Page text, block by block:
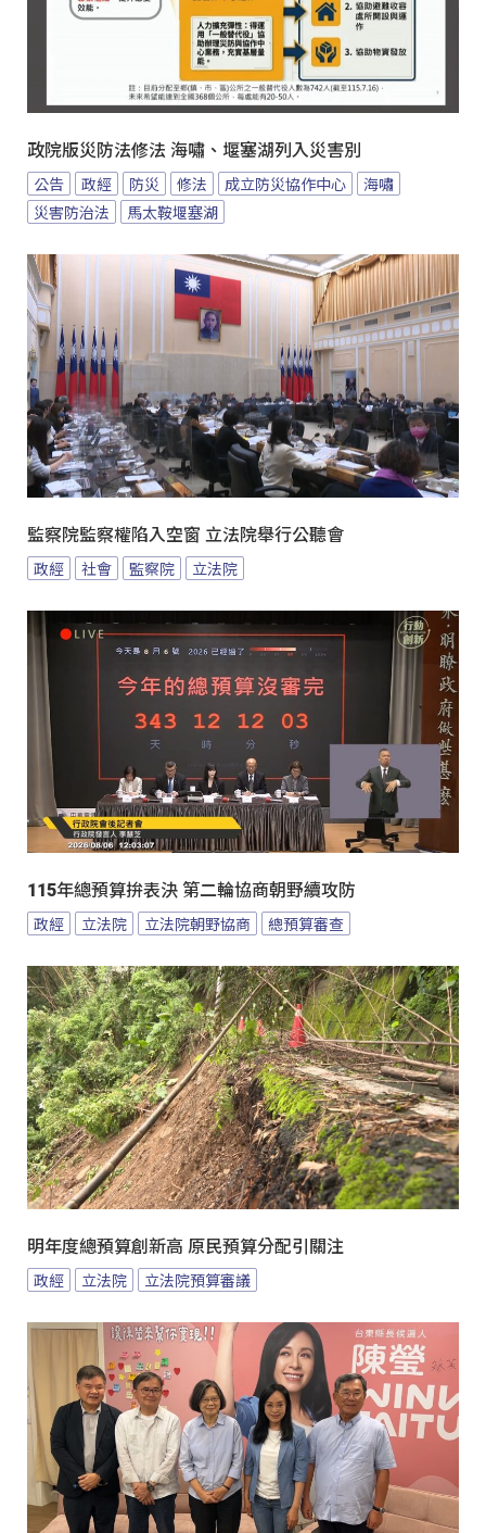
政院版災防法修法 海嘯、堰塞湖列入災害別
公告 政經 防災 修法 成立防災協作中心
海嘯
災害防治法
馬太鞍堰塞湖
監察院監察權陷入空窗 立法院舉行公聽會
政經 社會 監察院 立法院
115年總預算拚表決 第二輪協商朝野續攻防
政經 立法院 立法院朝野協商 總預算審查
明年度總預算創新高 原民預算分配引關注
政經 立法院 立法院預算審議